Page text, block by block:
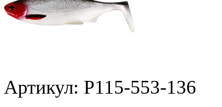
Артикул: P115-553-136